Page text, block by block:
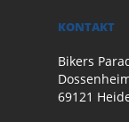
KONTAKT
Bikers
69121